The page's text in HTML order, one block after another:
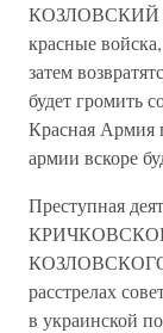
КОЗЛОВСКИЙ
красные
затем
будет громить
Красная Армия
армии вскоре
Преступная
КОЗЛОВСКОГО,
расстрелах
в украинской